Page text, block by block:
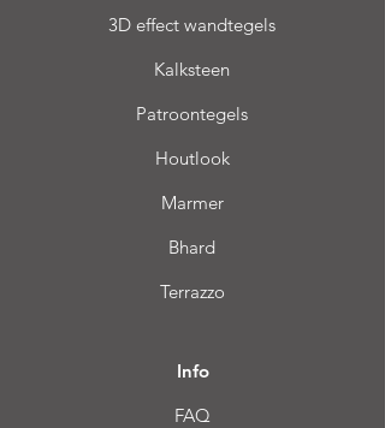
3D effect wandtegels
Kalksteen
Patroontegels
Houtlook
Marmer
Bhard
Terrazzo
Info
FAQ